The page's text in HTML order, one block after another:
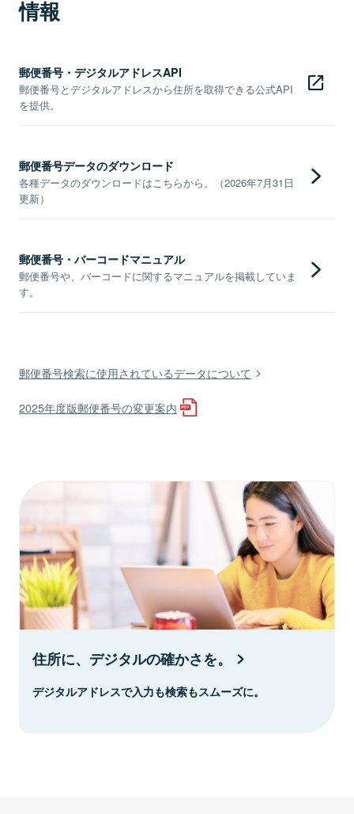
情報
郵便番号・デジタルアドレスAPI
郵便番号とデジタルアドレスから住所を取得できる公式API
を提供。
郵便番号データのダウンロード
各種データのダウンロードはこちらから。（2026年7月31日
更新）
郵便番号・バーコードマニュアル
郵便番号や、バーコードに関するマニュアルを掲載していま
す。
郵便番号検索に使用されているデータについて
2025年度版郵便番号の変更案内
住所に、デジタルの確かさを。
デジタルアドレスで入力も検索もスムーズに。